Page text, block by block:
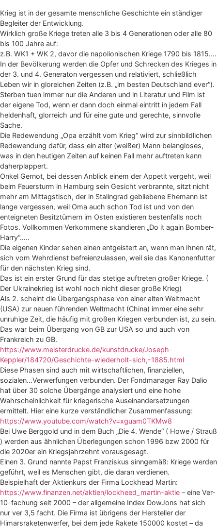
Krieg ist in der gesamte menschliche Geschichte ein ständiger
Begleiter der Entwicklung.
Wirklich große Kriege treten alle 3 bis 4 Generationen oder alle 80
bis 100 Jahre auf:
z.B. WK1 + WK 2, davor die napolionischen Kriege 1790 bis 1815….
In der Bevölkerung werden die Opfer und Schrecken des Krieges in
der 3. und 4. Generaton vergessen und relativiert, schließlich
Leben wir in gloreichen Zeiten (z.B. „im besten Deutschland ever“).
Sterben tuen immer nur die Anderen und in Literatur und Film ist
der eigene Tod, wenn er dann doch einmal eintritt in jedem Fall
heldenhaft, glorreich und für eine gute und gerechte, sinnvolle
Sache.
Die Redewendung „Opa erzählt vom Krieg“ wird zur sinnbildlichen
Redewendung dafür, dass ein alter (weißer) Mann belangloses,
was in den heutigen Zeiten auf keinen Fall mehr auftreten kann
daherplappert.
Onkel Gernot, bei dessen Anblick einem der Appetit vergeht, weil
beim Feuersturm in Hamburg sein Gesicht verbrannte, sitzt nicht
mehr am Mittagstisch, der in Stalingrad gebliebene Ehemann ist
lange vergessen, weil Oma auch schon Tod ist und von den
enteigneten Besitztümern im Osten existieren bestenfalls noch
Fotos. Vollkommen Verkommene skandieren „Do it again Bomber-
Harry“…..
Die eigenen Kinder sehen einen entgeistert an, wenn man ihnen rät,
sich vom Wehrdienst befreienzulassen, weil sie das Kanonenfutter
für den nächsten Krieg sind.
Das ist ein erster Grund für das stetige auftreten großer Kriege. (
Der Ukrainekrieg ist wohl noch nicht dieser große Krieg)
Als 2. scheint die Übergangsphase von einer alten Weltmacht
(USA) zur neuen führenden Weltmacht (China) immer eine sehr
unruhige Zeit, die häufig mit großen Kriegen verbunden ist, zu sein.
Das war beim Übergang von GB zur USA so und auch von
Frankreich zu GB.
https://www.meisterdrucke.de/kunstdrucke/Joseph-
Keppler/184720/Geschichte-wiederholt-sich,-1885.html
Diese Phasen sind auch mit wirtschaftlichen, finanziellen,
sozialen…Verwerfungen verbunden. Der Fondmanager Ray Dalio
hat über 30 solche Übergänge analysiert und eine hohe
Wahrscheinlichkeit für kriegerische Auseinandersetzungen
ermittelt. Hier eine kurze verständlicher Zusammenfassung:
https://www.youtube.com/watch?v=xguam0TKMw8
Bei Uwe Berggold und in dem Buch „Die 4. Wende“ ( Howe / Strauß
) werden aus ähnlichen Überlegungen schon 1996 bzw 2000 für
die 2020er ein Kriegsjahrzehnt vorausgesagt.
Einen 3. Grund nannte Papst Franziskus sinngemäß: Kriege werden
geführt, weil es Menschen gibt, die daran verdienen.
Beispielhaft der Aktienkurs der Firma Lockhead Martin:
https://www.finanzen.net/aktien/lockheed_martin-aktie – eine Ver-
10-fachung seit 2000 – der allgemeine Index DowJons hat sich
nur ver 3,5 facht. Die Firma ist übrigens der Hersteller der
Himarsraketenwerfer, bei dem jede Rakete 150000 kostet – da